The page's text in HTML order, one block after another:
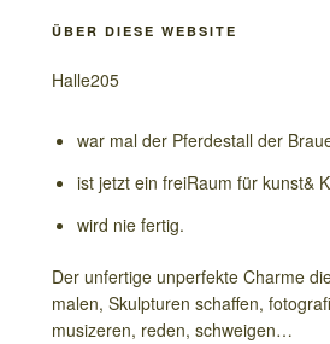
ÜBER DIESE WEBSITE
Halle205
war mal der Pferdestall der
ist jetzt ein freiRaum für kunst&
wird nie fertig.
Der unfertige unperfekte Charme
malen, Skulpturen schaffen,
musizeren, reden, schweigen…